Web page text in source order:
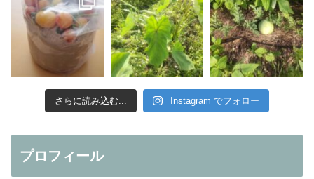
さらに読み込む... Instagram でフォロー
プロフィール